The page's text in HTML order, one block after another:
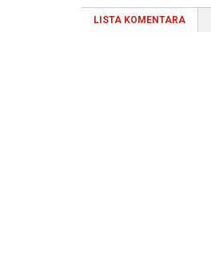
LISTA KOMENTARA